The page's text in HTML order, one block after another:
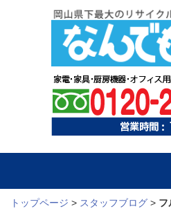
トップページ > スタッフブログ > フ